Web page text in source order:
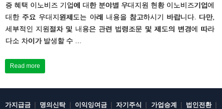
증 혜택 이노비즈 기업에 대한 분야별 우대지원 현황 이노비즈기업에
대한 주요 우대지원제도는 아래 내용을 참고하시기 바랍니다. 다만,
세부적인 지원절차 및 내용은 관련 법령조문 및 제도의 변경에 따라
다소 차이가 발생할 수 …
Read more
가지급금 | 명의신탁| 이익잉여금|자기주식 | 가업승계 | 법인전환|